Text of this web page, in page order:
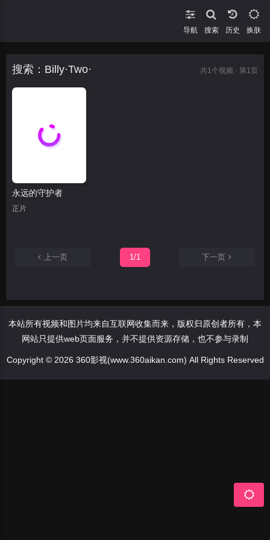
导航 搜索 换肤
搜索：Billy·Two· 共1 个视频 · 第1页
永远的守护者
正片
上一页 1/1 下一页
本站所有视频和图片均来自互联网收集而来，版权归原创者所有，本
网站只提供web页面服务，并不提供资源存储，也不参与录制
Copyright © 2026 360影视(www.360aikan.com) All Rights Reserved